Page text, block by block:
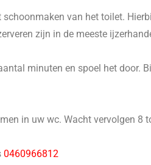
van het toilet.
zijn in de meeste
minuten en spoel het door.
in uw wc. Wacht vervolgen 8
0460966812